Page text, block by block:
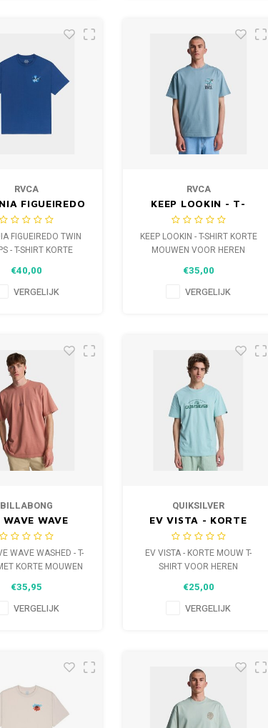
RVCA
FIGUEIREDO
TULIPS - T-
KORTE
VOOR
FIGUEIREDO TWIN
- T-SHIRT KORTE
€40,00
VERGELIJK
RVCA
KEEP LOOKIN - T-
SHIRT KORTE
MOUWEN VOOR
HEREN
KEEP LOOKIN - T-SHIRT KORTE
MOUWEN VOOR HEREN
€35,00
VERGELIJK
BILLABONG
WAVE WAVE
- T-SHIRT
MOUWEN
HEREN
WAVE WASHED - T-
KORTE MOUWEN
€35,95
VERGELIJK
QUIKSILVER
EV VISTA - KORTE
MOUW T-SHIRT VOOR
HEREN
EV VISTA - KORTE MOUW T-
SHIRT VOOR HEREN
€25,00
VERGELIJK